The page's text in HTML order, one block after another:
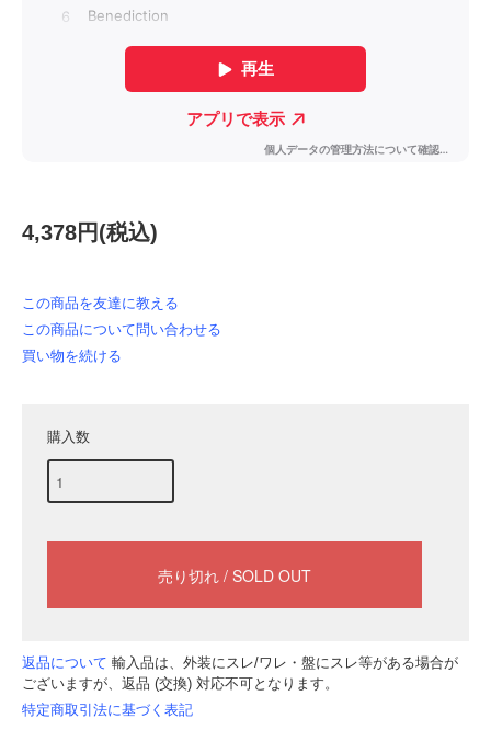
4,378円(税込)
この商品を友達に教える
この商品について問い合わせる
買い物を続ける
購入数
返品について 輸入品は、外装にスレ/ワレ・盤にスレ等がある場合が
ございますが、返品 (交換) 対応不可となります。
特定商取引法に基づく表記